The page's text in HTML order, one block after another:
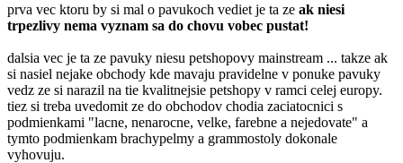
prva vec ktoru by si mal o pavukoch vediet je ta ze ak niesi
trpezlivy nema vyznam sa do chovu vobec pustat!
dalsia vec je ta ze pavuky niesu petshopovy mainstream ... takze ak
si nasiel nejake obchody kde mavaju pravidelne v ponuke pavuky
vedz ze si narazil na tie kvalitnejsie petshopy v ramci celej europy.
tiez si treba uvedomit ze do obchodov chodia zaciatocnici s
podmienkami "lacne, nenarocne, velke, farebne a nejedovate" a
tymto podmienkam brachypelmy a grammostoly dokonale
vyhovuju.